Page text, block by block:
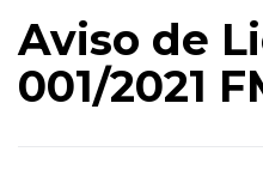
Aviso de
001/2021